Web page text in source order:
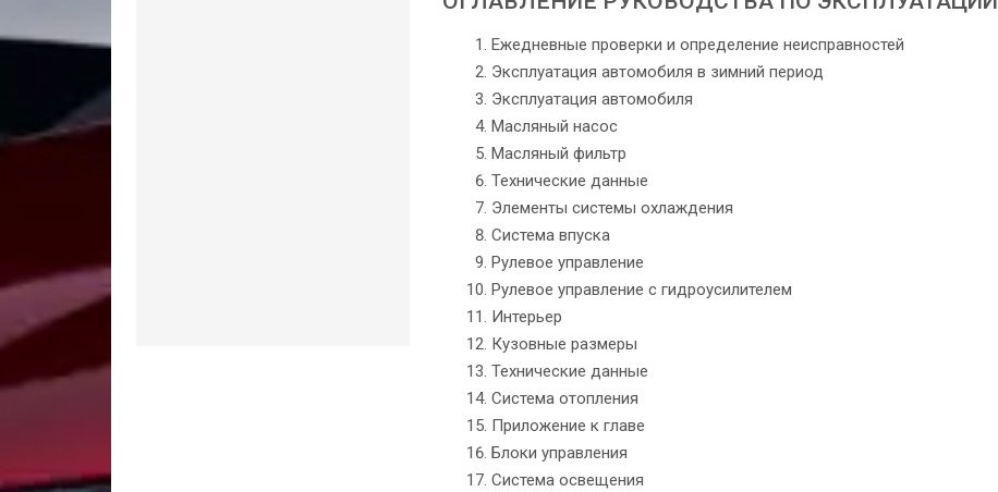
Ежедневные проверки и определение неисправностей
Эксплуатация автомобиля в зимний период
Эксплуатация автомобиля
Масляный насос
Масляный фильтр
Технические данные
Элементы системы охлаждения
Система впуска
Рулевое управление
Рулевое управление с гидроусилителем
Интерьер
Кузовные размеры
Технические данные
Система отопления
Приложение к главе
Блоки управления
Система освещения